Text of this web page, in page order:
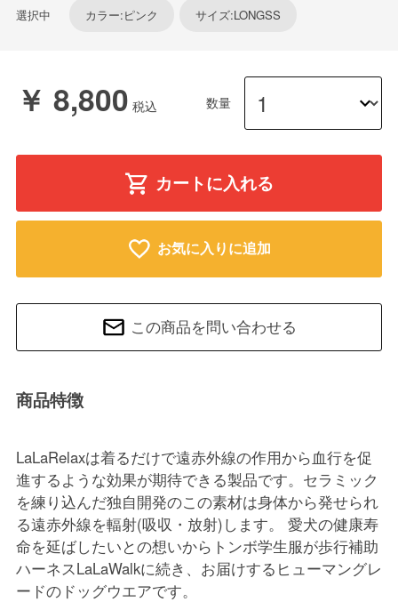
選択中 カラー:ピンク サイズ:LONGSS
￥ 8,800 数量
カートに入れる
お気に入りに追加
この商品を問い合わせる
商品特徴
LaLaRelaxは着るだけで遠赤外線の作用から血行を促
進するような効果が期待できる製品です。セラミック
を練り込んだ独自開発のこの素材は身体から発せられ
る遠赤外線を輻射(吸収・放射)します。 愛犬の健康寿
命を延ばしたいとの想いからトンボ学生服が歩行補助
ハーネスLaLaWalkに続き、お届けするヒューマングレ
ードのドッグウエアです。